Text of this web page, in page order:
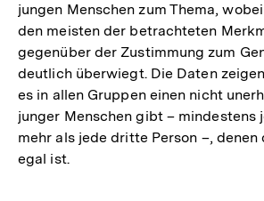
jungen Menschen zum Thema,
den meisten der betrachteten
gegenüber der Zustimmung zum
deutlich überwiegt. Die Daten
es in allen Gruppen einen nicht
junger Menschen gibt – mindestens
mehr als jede dritte Person –,
egal ist.